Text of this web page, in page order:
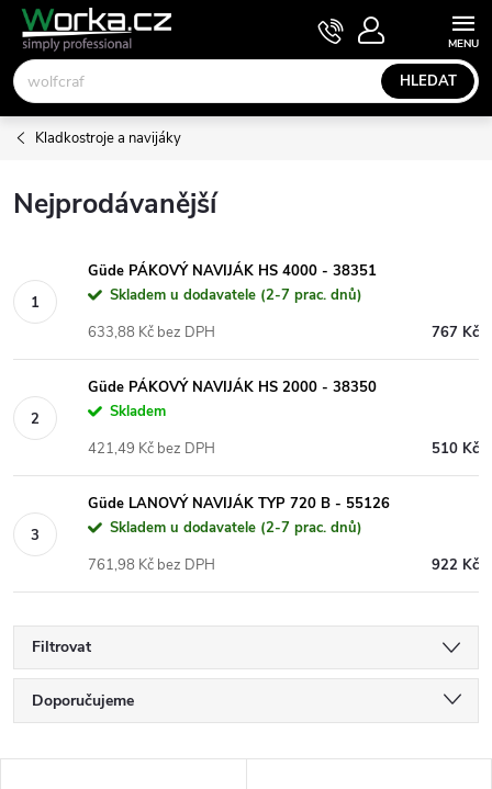
Přejít
obsah
HLEDAT
NÁKUPNÍ
KOŠÍK
Kladkostroje a navijáky
Nejprodávanější
Güde PÁKOVÝ NAVIJÁK HS 4000 - 38351
Skladem u dodavatele (2-7 prac. dnů)
767 Kč
633,88 Kč bez DPH
Güde PÁKOVÝ NAVIJÁK HS 2000 - 38350
Skladem
510 Kč
421,49 Kč bez DPH
Güde LANOVÝ NAVIJÁK TYP 720 B - 55126
Skladem u dodavatele (2-7 prac. dnů)
922 Kč
761,98 Kč bez DPH
Filtrovat
Ř
a
Doporučujeme